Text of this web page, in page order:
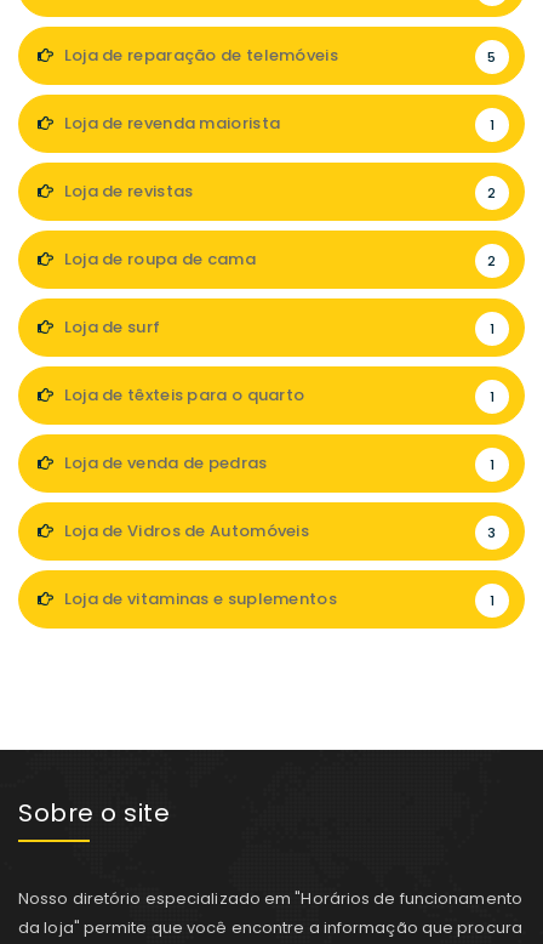
Loja de reparação de telemóveis 5
Loja de revenda maiorista 1
Loja de revistas 2
Loja de roupa de cama 2
Loja de surf 1
Loja de têxteis para o quarto 1
Loja de venda de pedras 1
Loja de Vidros de Automóveis 3
Loja de vitaminas e suplementos 1
Sobre o site
Nosso diretório especializado em "Horários de funcionamento
da loja" permite que você encontre a informação que procura